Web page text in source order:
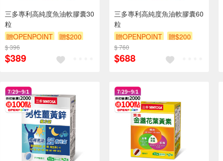
三多專利高純度魚油軟膠囊30
粒
贈OPENPOINT
贈$200
$ 396
$389
三多專利高純度魚油軟膠囊60
粒
贈OPENPOINT
贈$200
$ 760
$688